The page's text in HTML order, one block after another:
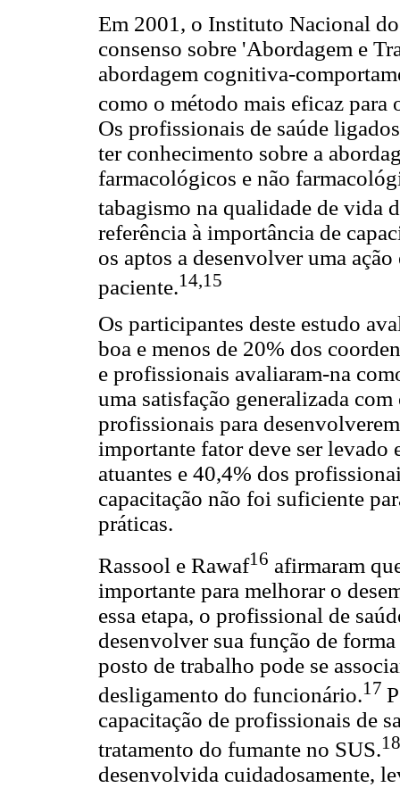
Em 2001, o Instituto Nacional
consenso sobre 'Abordagem e
abordagem cognitiva-
como o método mais eficaz para
Os profissionais de saúde
ter conhecimento sobre a
farmacológicos e não
tabagismo na qualidade de vida
referência à importância de
os aptos a desenvolver uma
paciente.14,15
Os participantes deste estudo
boa e menos de 20% dos
e profissionais avaliaram-na
uma satisfação generalizada
profissionais para
importante fator deve ser levado
atuantes e 40,4% dos
capacitação não foi suficiente
práticas.
Rassool e Rawaf16 afirmaram
importante para melhorar o
essa etapa, o profissional de
desenvolver sua função de
posto de trabalho pode se
desligamento do funcionário.17
capacitação de profissionais de
tratamento do fumante no SUS.18
desenvolvida cuidadosamente,